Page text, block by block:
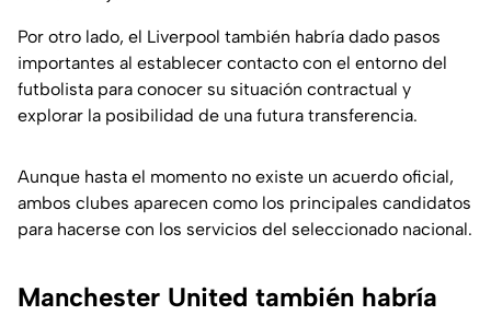
Por otro lado, el Liverpool también habría dado pasos
importantes al establecer contacto con el entorno del
futbolista para conocer su situación contractual y
explorar la posibilidad de una futura transferencia.
Aunque hasta el momento no existe un acuerdo oficial,
ambos clubes aparecen como los principales candidatos
para hacerse con los servicios del seleccionado nacional.
Manchester United también habría